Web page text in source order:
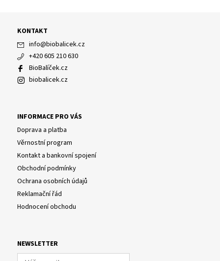
KONTAKT
info@biobalicek.cz
+420 605 210 630
BioBalíček.cz
biobalicek.cz
INFORMACE PRO VÁS
Doprava a platba
Věrnostní program
Kontakt a bankovní spojení
Obchodní podmínky
Ochrana osobních údajů
Reklamační řád
Hodnocení obchodu
NEWSLETTER